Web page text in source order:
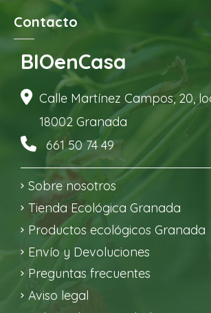
Sobre nosotros
Tienda Ecológica Granada
Productos ecológicos Granada
Envío y Devoluciones
Preguntas frecuentes
Aviso legal
Contacto
BIOenCasa
Calle Martínez Campos, 20,
18002 Granada
661 50 74 49